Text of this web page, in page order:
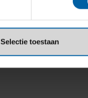
Selectie toestaan